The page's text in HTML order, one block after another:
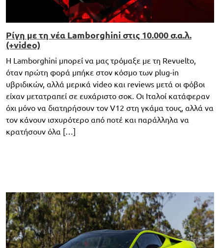
Ρίγη με τη νέα Lamborghini στις 10.000 σ.α.λ.
(+video)
Η Lamborghini μπορεί να μας τρόμαξε με τη Revuelto,
όταν πρώτη φορά μπήκε στον κόσμο των plug-in
υβριδικών, αλλά μερικά video και reviews μετά οι φόβοι
είχαν μετατραπεί σε ευχάριστο σοκ. Οι Ιταλοί κατάφεραν
όχι μόνο να διατηρήσουν τον V12 στη γκάμα τους, αλλά να
τον κάνουν ισχυρότερο από ποτέ και παράλληλα να
κρατήσουν όλα […]